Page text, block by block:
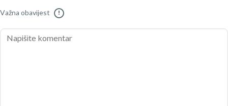
Važna obavijest !